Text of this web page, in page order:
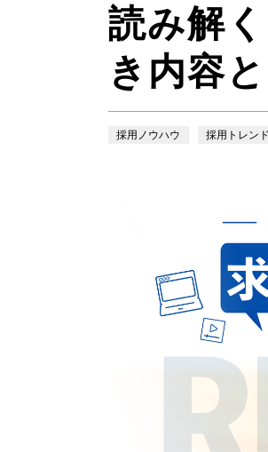
読み解
き内容
採用ノウハウ 採用トレンド